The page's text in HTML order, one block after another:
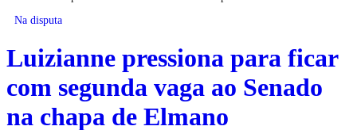
Na disputa
Luizianne pressiona para ficar
com segunda vaga ao Senado
na chapa de Elmano